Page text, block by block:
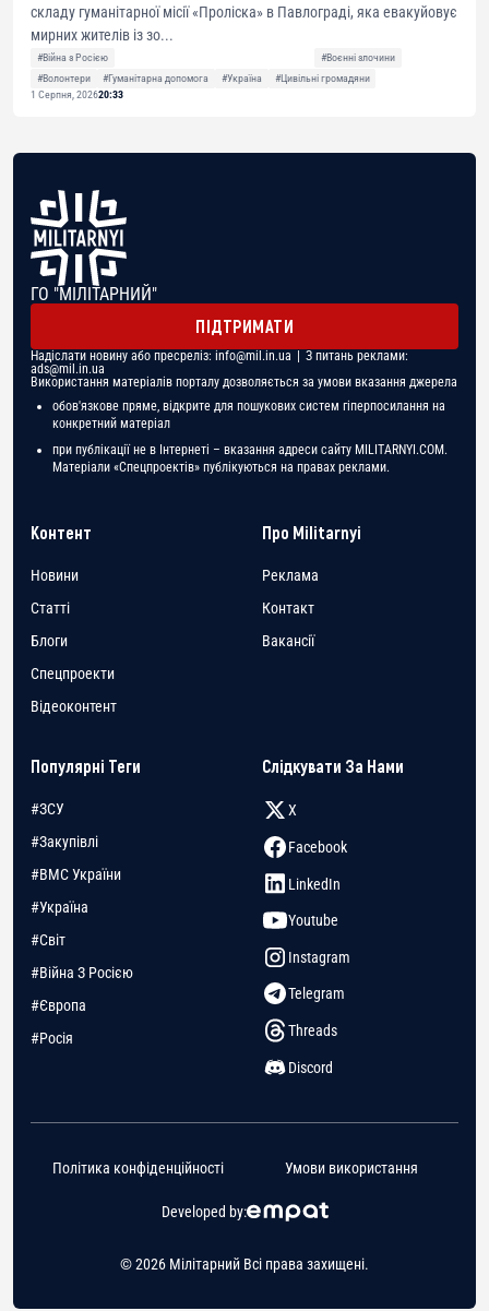
складу гуманітарної місії «Проліска» в Павлограді, яка евакуйовує
мирних жителів із зо...
#Війна з Росією
#Воєнні злочини
#Волонтери
#Гуманітарна допомога #Україна
#Цивільні громадяни
1 Серпня, 202620:33
ГО "МІЛІТАРНИЙ"
ПІДТРИМАТИ
Надіслати новину або пресреліз: info@mil.in.ua | З питань реклами:
ads@mil.in.ua
Використання матеріалів порталу дозволяється за умови вказання джерела
обов'язкове пряме, відкрите для пошукових систем гіперпосилання на
конкретний матеріал
при публікації не в Інтернеті – вказання адреси сайту MILITARNYI.COM.
Матеріали «Спецпроектів» публікуються на правах реклами.
Контент
Новини
Статті
Блоги
Спецпроекти
Відеоконтент
Про Militarnyi
Реклама
Контакт
Вакансії
Популярні Теги
#ЗСУ
#Закупівлі
#ВМС України
#Україна
#Світ
#Війна З Росією
#Європа
#Росія
Слідкувати За Нами
X
Facebook
LinkedIn
Youtube
Instagram
Telegram
Threads
Discord
© 2026 Мілітарний Всі права захищені.
Developed by:
Політика конфіденційності Умови використання